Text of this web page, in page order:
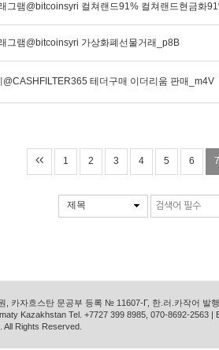
그램@bitcoinsyri 컬쳐랜드91% 컬쳐랜드현금화
그램@bitcoinsyri 가상화폐선물거래_p8B
@CASHFILTER365 테더구매 이더리움 판매_m4V
1 2 3 4 5 6 7
제목
, 카자흐스탄 문공부 등록 № 11607-Г, 한.러.카작어 발
Kazakhstan Tel. +7727 399 8985, 070-8692-2563
Rights Reserved.